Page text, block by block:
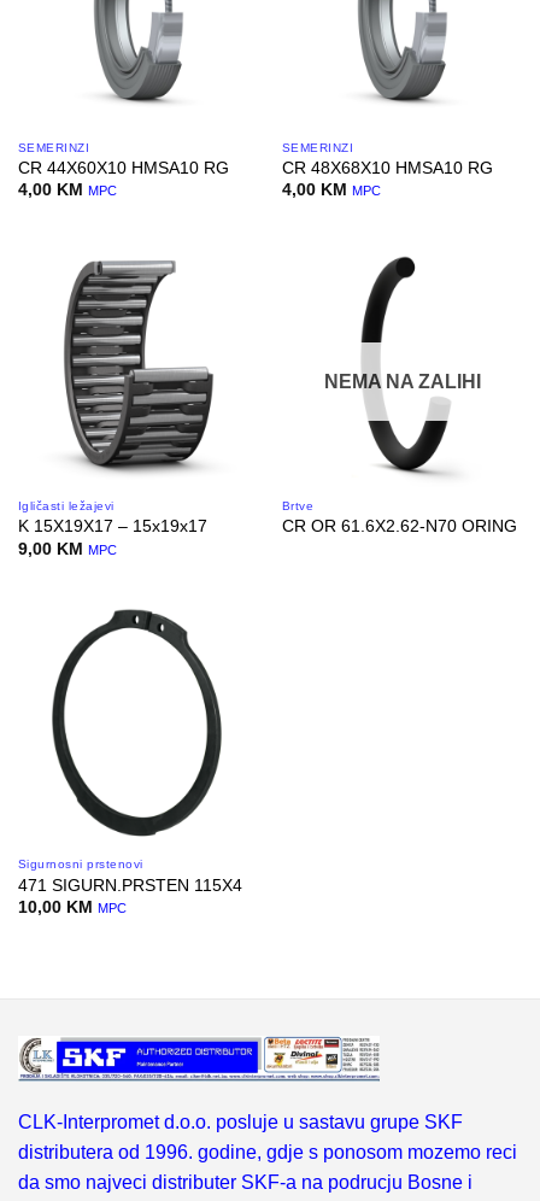
SEMERINZI
CR 44X60X10 HMSA10 RG
4,00 KM MPC
SEMERINZI
CR 48X68X10 HMSA10 RG
4,00 KM MPC
Igličasti ležajevi
K 15X19X17 – 15x19x17
9,00 KM MPC
NEMA NA ZALIHI
Brtve
CR OR 61.6X2.62-N70 ORING
Sigurnosni prstenovi
471 SIGURN.PRSTEN 115X4
10,00 KM MPC
CLK-Interpromet d.o.o. posluje u sastavu grupe SKF
distributera od 1996. godine, gdje s ponosom mozemo reci
da smo najveci distributer SKF-a na podrucju Bosne i